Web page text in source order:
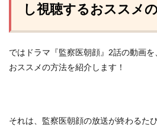
し視聴するおススメ
ではドラマ『監察医朝顔』2話の動画
おススメの方法を紹介します！
それは、監察医朝顔の放送が終わるた